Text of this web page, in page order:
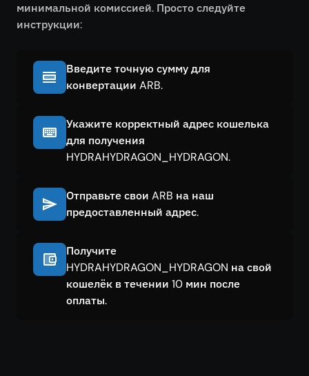
минимальной комиссией. Просто следуйте
инструкции:
Введите точную сумму для
конвертации ARB.
Укажите корректный адрес кошелька
для получения
HYDRAHYDRAGON_HYDRAGON.
Отправьте свои ARB на наш
предоставленный адрес.
Получите
HYDRAHYDRAGON_HYDRAGON на свой
кошелёк в течении 10 мин после
оплаты.